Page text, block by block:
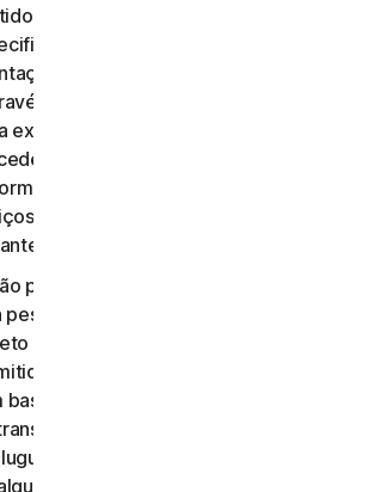
ou controlado pelo Utilizador,
na Elegibilidade do Serviço,
da transação aplicável do
do qual o Utilizador obteve o
executar essa cópia do Software
aos Serviços de Consumidor e
pessoal, e não comercial ou, no
Comerciais, para sua utilização
o Período de Serviço.
pode, nem pode permitir que
para efeitos de backup ou arquivo
abaixo), modifique ou crie obras
no Software;
sublicencie, ceda por leasing,
o seu direito de utilizar o
terceiro;